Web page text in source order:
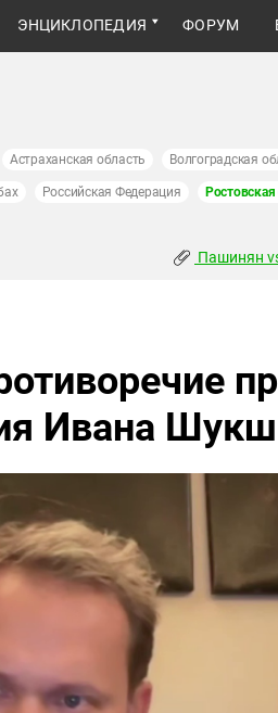
ЭНЦИКЛОПЕДИЯ ФОРУМ
Астраханская область Волгоградская
Российская Федерация
Пашинян
Ивана